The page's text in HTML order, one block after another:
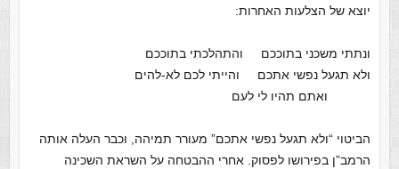
יוצא של הצלעות האחרות:
ונתתי משכני בתוככם והתהלכתי בתוככם
ולא תגעל נפשי אתכם והייתי לכם לא-להים
ואתם תהיו לי לעם
הביטוי “ולא תגעל נפשי אתכם” מעורר תמיהה, וכבר העלה אותה
הרמב”ן בפירושו לפסוק. אחרי ההבטחה על השראת השכינה